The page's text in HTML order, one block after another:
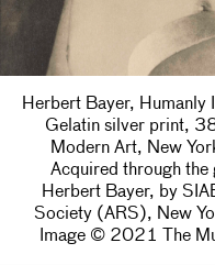
Herbert Bayer,
Gelatin silver print,
Modern Art, New
Acquired through
Herbert Bayer, by
Society (ARS), New
Image © 2021 The